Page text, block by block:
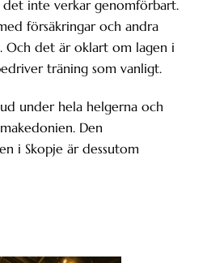
det inte verkar genomförbart.
försäkringar och andra
Och det är oklart om lagen i
träning som vanligt.
under hela helgerna och
Den
i Skopje är dessutom